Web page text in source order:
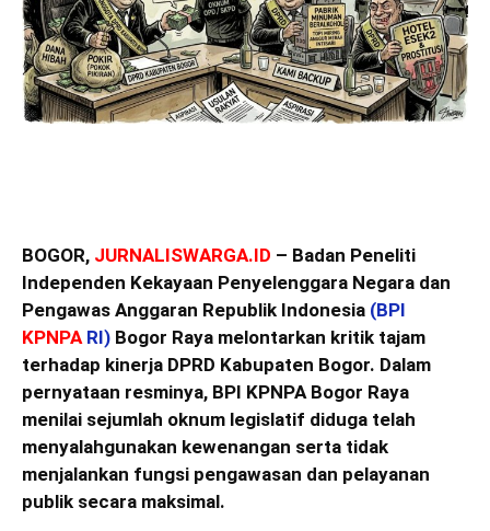
BOGOR, JURNALISWARGA.ID – Badan Peneliti
Independen Kekayaan Penyelenggara Negara dan
Pengawas Anggaran Republik Indonesia (BPI
KPNPA RI) Bogor Raya melontarkan kritik tajam
terhadap kinerja DPRD Kabupaten Bogor. Dalam
pernyataan resminya, BPI KPNPA Bogor Raya
menilai sejumlah oknum legislatif diduga telah
menyalahgunakan kewenangan serta tidak
menjalankan fungsi pengawasan dan pelayanan
publik secara maksimal.